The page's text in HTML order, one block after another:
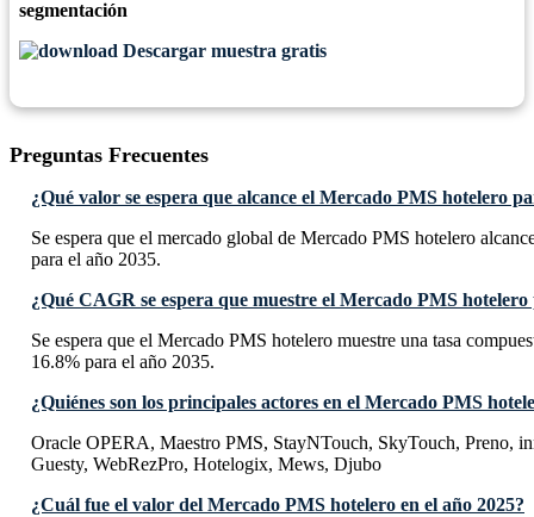
segmentación
Descargar muestra gratis
Preguntas Frecuentes
¿Qué valor se espera que alcance el Mercado PMS hotelero
Se espera que el mercado global de Mercado PMS hotelero
para el año 2035.
¿Qué CAGR se espera que muestre el Mercado PMS hotelero
Se espera que el Mercado PMS hotelero muestre una tasa
16.8% para el año 2035.
¿Quiénes son los principales actores en el Mercado PMS
Oracle OPERA, Maestro PMS, StayNTouch, SkyTouch, Preno,
Guesty, WebRezPro, Hotelogix, Mews, Djubo
¿Cuál fue el valor del Mercado PMS hotelero en el año 2025?